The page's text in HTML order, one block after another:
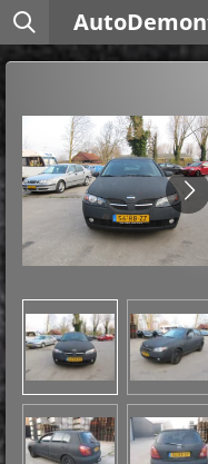
Ga
direct
naar